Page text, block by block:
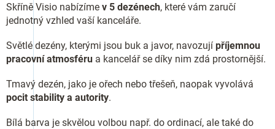
Skříně Visio nabízíme v 5 dezénech, které vám zaručí
jednotný vzhled vaší kanceláře.
Světlé dezény, kterými jsou buk a javor, navozují příjemnou
pracovní atmosféru a kancelář se díky nim zdá prostornější.
Tmavý dezén, jako je ořech nebo třešeň, naopak vyvolává
pocit stability a autority.
Bílá barva je skvělou volbou např. do ordinací, ale také do